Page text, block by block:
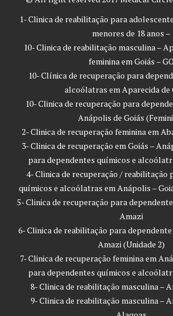
1- Clinica de reabilitação para
menores de 18 anos –
10- Clinica de reabilitação masculina –
feminina em Goiás – GO
10- Clínica de recuperação para
alcoólatras em Aparecida de
10- Clinica de recuperação para
Anápolis de Goiás
2- Clinica de recuperação feminina em
3- Clinica de recuperação em Goiás –
para dependentes químicos e
4- Clinica de recuperação / reabilitação
químicos e alcoólatras em Anápolis –
5- Clinica de recuperação para
Amazi
6- Clinica de reabilitação para
Amazi (Unidade 2)
7- Clinica de recuperação feminina em
para dependentes químicos e
8- Clinica de reabilitação masculina –
9- Clinica de reabilitação masculina –